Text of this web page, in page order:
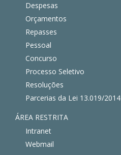
Despesas
Orçamentos
Repasses
Pessoal
Concurso
Processo Seletivo
Resoluções
Parcerias da Lei 13.019/2014
ÁREA RESTRITA
Intranet
Webmail